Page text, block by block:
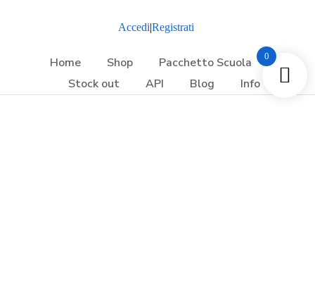
Accedi|Registrati
Home Shop
Pacchetto Scuola
Stock out
API Blog Info
0